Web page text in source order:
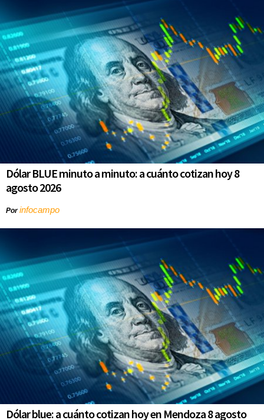
Dólar BLUE minuto a minuto: a cuánto cotizan hoy 8
agosto 2026
Porinfocampo
Dólar blue: a cuánto cotizan hoy en Mendoza 8 agosto